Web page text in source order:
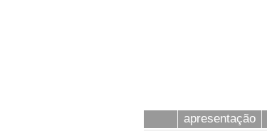
apresentação